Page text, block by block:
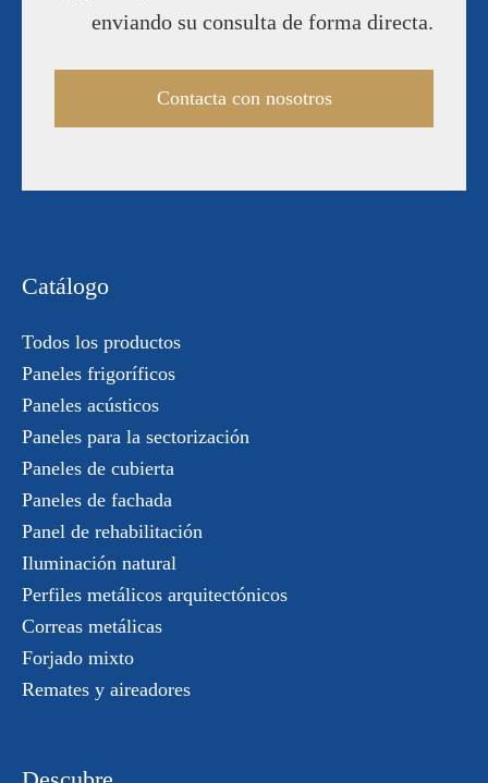
enviando su consulta de forma directa.
Contacta con nosotros
Catálogo
Todos los productos
Paneles frigoríficos
Paneles acústicos
Paneles para la sectorización
Paneles de cubierta
Paneles de fachada
Panel de rehabilitación
Iluminación natural
Perfiles metálicos arquitectónicos
Correas metálicas
Forjado mixto
Remates y aireadores